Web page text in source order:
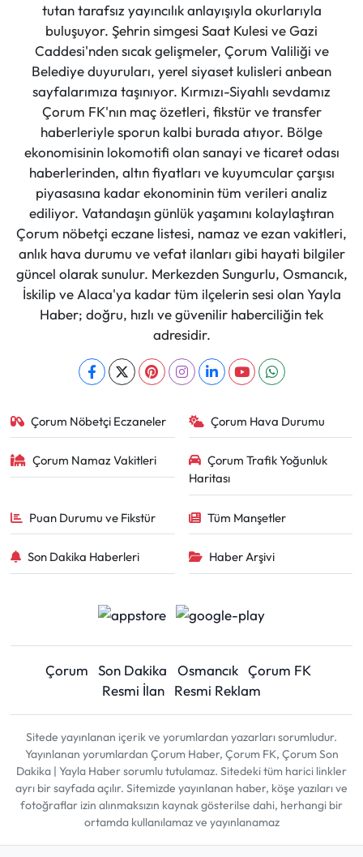
tutan tarafsız yayıncılık anlayışıyla okurlarıyla
buluşuyor. Şehrin simgesi Saat Kulesi ve Gazi
Caddesi'nden sıcak gelişmeler, Çorum Valiliği ve
Belediye duyuruları, yerel siyaset kulisleri anbean
sayfalarımıza taşınıyor. Kırmızı-Siyahlı sevdamız
Çorum FK'nın maç özetleri, fikstür ve transfer
haberleriyle sporun kalbi burada atıyor. Bölge
ekonomisinin lokomotifi olan sanayi ve ticaret odası
haberlerinden, altın fiyatları ve kuyumcular çarşısı
piyasasına kadar ekonominin tüm verileri analiz
ediliyor. Vatandaşın günlük yaşamını kolaylaştıran
Çorum nöbetçi eczane listesi, namaz ve ezan vakitleri,
anlık hava durumu ve vefat ilanları gibi hayati bilgiler
güncel olarak sunulur. Merkezden Sungurlu, Osmancık,
İskilip ve Alaca'ya kadar tüm ilçelerin sesi olan Yayla
Haber; doğru, hızlı ve güvenilir haberciliğin tek
adresidir.
Çorum Nöbetçi Eczaneler Çorum Hava Durumu
Çorum Namaz Vakitleri
Çorum Trafik Yoğunluk
Haritası
Puan Durumu ve Fikstür Tüm Manşetler
Son Dakika Haberleri Haber Arşivi
Çorum Son Dakika Osmancık Çorum FK
Resmi İlan
Resmi Reklam
Sitede yayınlanan içerik ve yorumlardan yazarları sorumludur.
Yayınlanan yorumlardan Çorum Haber, Çorum FK, Çorum Son
Dakika | Yayla Haber sorumlu tutulamaz. Sitedeki tüm harici linkler
ayrı bir sayfada açılır. Sitemizde yayınlanan haber, köşe yazıları ve
fotoğraflar izin alınmaksızın kaynak gösterilse dahi, herhangi bir
ortamda kullanılamaz ve yayınlanamaz